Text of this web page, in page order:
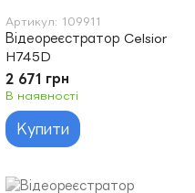
Артикул: 109911
Відеореєстратор Celsior
H745D
2 671 грн
В наявності
Купити